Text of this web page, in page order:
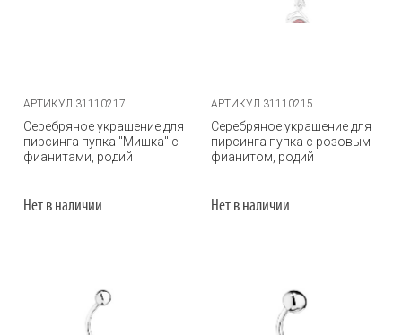
АРТИКУЛ 31110217
Серебряное украшение для
пирсинга пупка "Мишка" с
фианитами, родий
Нет в наличии
АРТИКУЛ 31110215
Серебряное украшение для
пирсинга пупка с розовым
фианитом, родий
Нет в наличии